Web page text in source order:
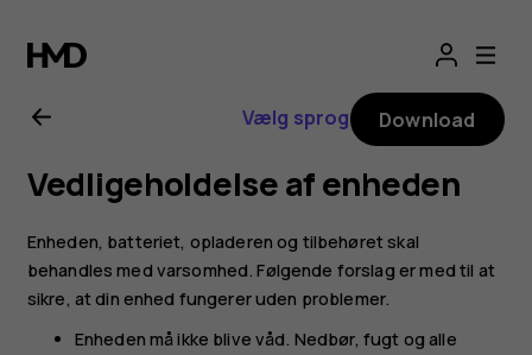
Brugervejledning
til
Nokia
2.1
Vælg sprog Download
Vedligeholdelse af enheden
Enheden, batteriet, opladeren og tilbehøret skal
behandles med varsomhed. Følgende forslag er med til at
sikre, at din enhed fungerer uden problemer.
Enheden må ikke blive våd. Nedbør, fugt og alle